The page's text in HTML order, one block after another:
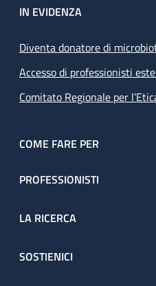
IN EVIDENZA
Diventa donatore di
Accesso di professionisti
Comitato Regionale per
COME FARE PER
PROFESSIONISTI
LA RICERCA
SOSTIENICI